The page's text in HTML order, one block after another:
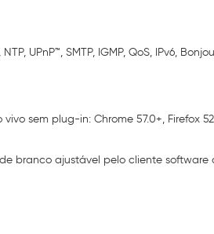
UPnP™, SMTP, IGMP, QoS, IPv6,
sem plug-in: Chrome 57.0+, Firefox
branco ajustável pelo cliente